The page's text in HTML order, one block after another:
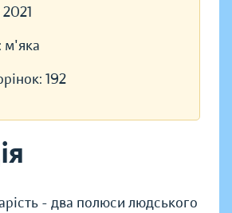
2021
м'яка
192
- два полюси людського